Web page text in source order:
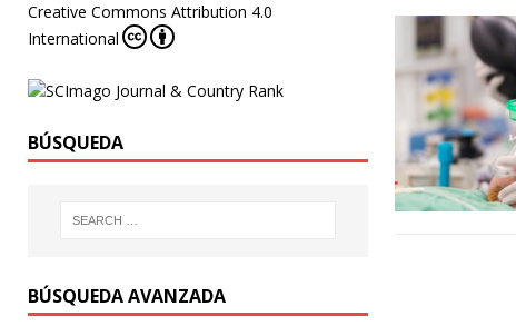
Creative Commons Attribution 4.0
International
BÚSQUEDA
BÚSQUEDA AVANZADA